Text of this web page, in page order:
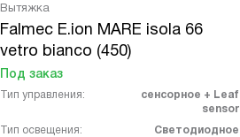
Вытяжка
Falmec E.ion MARE isola 66
vetro bianco (450)
Под заказ
Тип управления:
сенсорное + Leaf
sensor
Тип освещения:
Светодиодное